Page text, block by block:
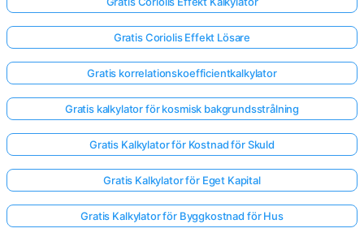
Gratis Coriolis Effekt Lösare
Gratis korrelationskoefficientkalkylator
Gratis kalkylator för kosmisk bakgrundsstrålning
Gratis Kalkylator för Kostnad för Skuld
Gratis Kalkylator för Eget Kapital
Gratis Kalkylator för Byggkostnad för Hus